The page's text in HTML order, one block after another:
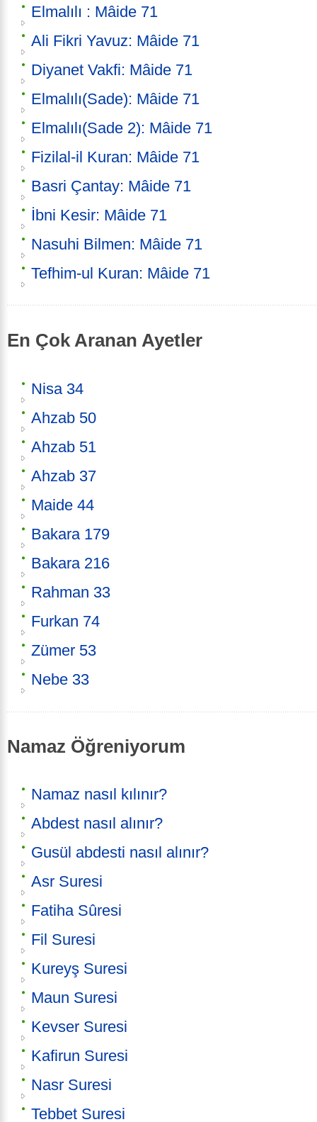
Elmalılı : Mâide 71
Ali Fikri Yavuz: Mâide 71
Diyanet Vakfi: Mâide 71
Elmalılı(Sade): Mâide 71
Elmalılı(Sade 2): Mâide 71
Fizilal-il Kuran: Mâide 71
Basri Çantay: Mâide 71
İbni Kesir: Mâide 71
Nasuhi Bilmen: Mâide 71
Tefhim-ul Kuran: Mâide 71
En Çok Aranan Ayetler
Nisa 34
Ahzab 50
Ahzab 51
Ahzab 37
Maide 44
Bakara 179
Bakara 216
Rahman 33
Furkan 74
Zümer 53
Nebe 33
Namaz Öğreniyorum
Namaz nasıl kılınır?
Abdest nasıl alınır?
Gusül abdesti nasıl alınır?
Asr Suresi
Fatiha Sûresi
Fil Suresi
Kureyş Suresi
Maun Suresi
Kevser Suresi
Kafirun Suresi
Nasr Suresi
Tebbet Suresi